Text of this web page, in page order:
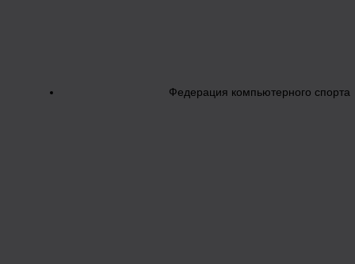
Федерация компьютерного спорта